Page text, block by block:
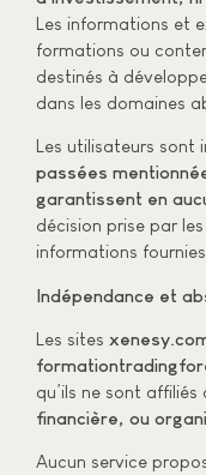
Les informations et
formations ou
destinés à
dans les domaines
Les utilisateurs sont
passées
garantissent en
décision prise par
informations
Indépendance et
Les sites
qu’ils ne sont affiliés
financière, ou
Aucun service